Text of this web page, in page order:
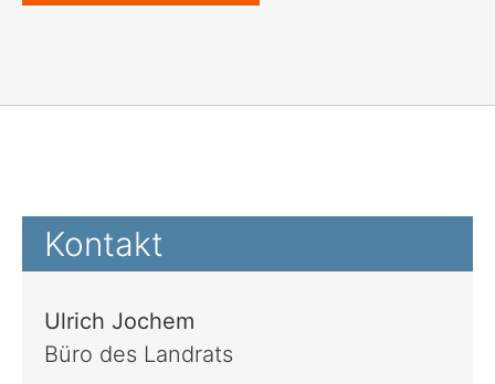
Kontakt
Ulrich Jochem
Büro des Landrats